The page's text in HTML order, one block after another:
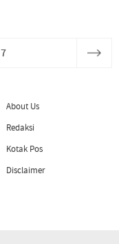
7
About Us
Redaksi
Kotak Pos
Disclaimer